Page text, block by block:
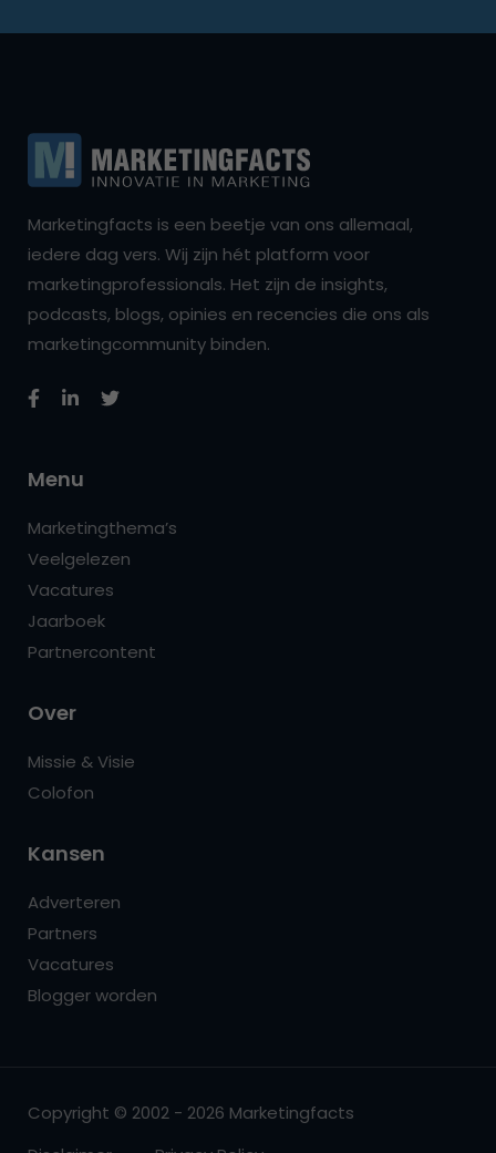
Marketingfacts is een beetje van ons allemaal,
iedere dag vers. Wij zijn hét platform voor
marketingprofessionals. Het zijn de insights,
podcasts, blogs, opinies en recencies die ons als
marketingcommunity binden.
Menu
Marketingthema’s
Veelgelezen
Vacatures
Jaarboek
Partnercontent
Over
Missie & Visie
Colofon
Kansen
Adverteren
Partners
Vacatures
Blogger worden
Copyright © 2002 - 2026 Marketingfacts